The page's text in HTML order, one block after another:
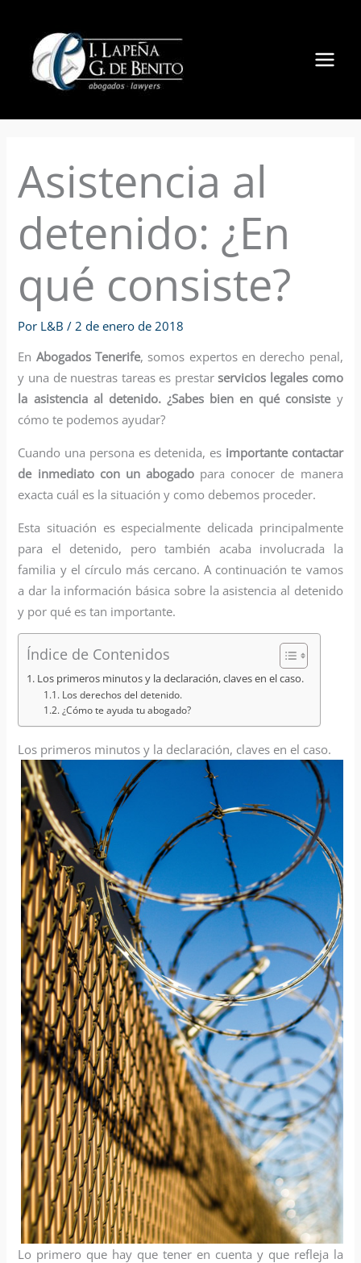
contenido
Asistencia al
detenido: ¿En
qué consiste?
Por L&B/ 2 de enero de 2018
En Abogados Tenerife, somos expertos en derecho penal,
y una de nuestras tareas es prestarservicios legales como
la asistencia al detenido. ¿Sabes bien en qué consistey
cómo te podemos ayudar?
Cuando una persona es detenida, es importante contactar
de inmediato con un abogado para conocer de manera
exacta cuál es la situación y como debemos proceder.
Esta situación es especialmente delicada principalmente
para el detenido, pero también acaba involucrada la
familia y el círculo más cercano. A continuación te vamos
a dar la información básica sobre la asistencia al detenido
y por qué es tan importante.
Índice de Contenidos
Los primeros minutos y la declaración, claves en el caso.
Los derechos del detenido.
¿Cómo te ayuda tu abogado?
Los primeros minutos y la declaración, claves en el caso.
Lo primero que hay que tener en cuenta y que refleja la